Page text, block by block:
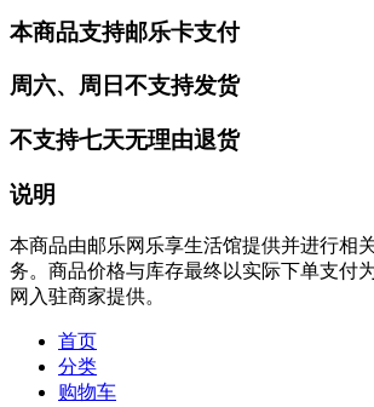
本商品支持邮乐卡支付
周六、周日不支持发货
不支持七天无理由退货
说明
本商品由邮乐网乐享生活馆提供并进行相
务。商品价格与库存最终以实际下单支付
网入驻商家提供。
首页
分类
购物车